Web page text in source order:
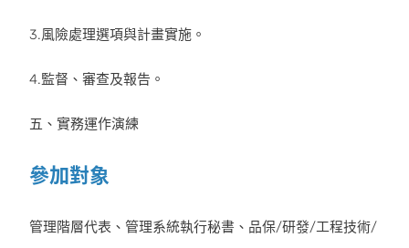
3.風險處理選項與計畫實施。
4.監督、審查及報告。
五、實務運作演練
參加對象
管理階層代表、管理系統執行秘書、品保/研發/工程技術/